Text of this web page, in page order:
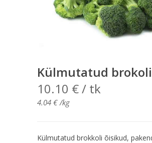
Külmutatud
10.10 €/ tk
4.04€ /kg
Külmutatud brokkoli õisikud,